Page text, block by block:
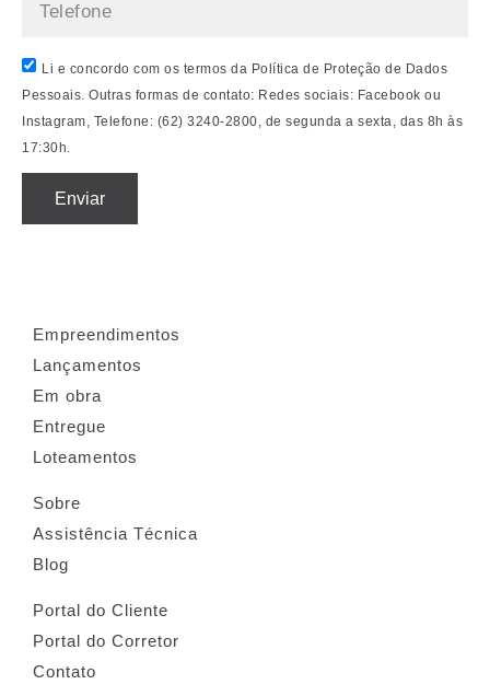
Li e concordo com os termos da Política de Proteção de Dados
Pessoais. Outras formas de contato: Redes sociais: Facebook ou
Instagram, Telefone: (62) 3240-2800, de segunda a sexta, das 8h às
17:30h.
Enviar
Empreendimentos
Lançamentos
Em obra
Entregue
Loteamentos
Sobre
Assistência Técnica
Blog
Portal do Cliente
Portal do Corretor
Contato